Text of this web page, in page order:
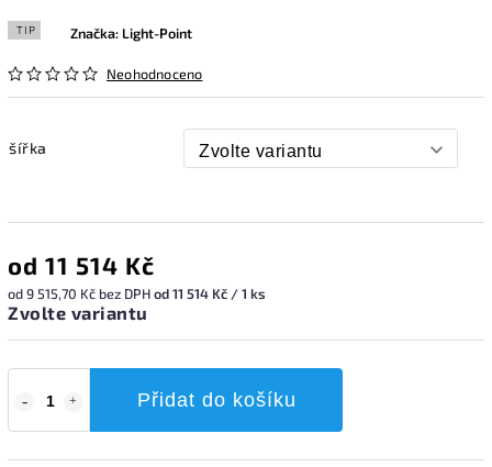
TIP
Neohodnoceno
Značka: Light-Point
šířka
od 11 514 Kč
od9 515,70 Kč bez DPHod 11 514 Kč / 1 ks
Zvolte variantu
Přidat do košíku